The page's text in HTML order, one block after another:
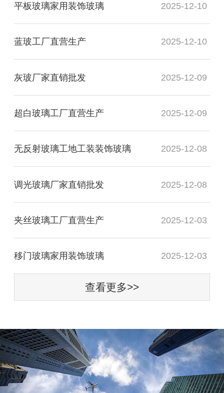
平板玻璃家用装饰玻璃 2025-12-10
蓝玻工厂直营生产 2025-12-10
灰玻厂家直销批发 2025-12-09
超白玻璃工厂直营生产 2025-12-09
无反射玻璃工地工装装饰玻璃 2025-12-08
调光玻璃厂家直销批发 2025-12-08
夹丝玻璃工厂直营生产 2025-12-03
移门玻璃家用装饰玻璃 2025-12-03
查看更多>>